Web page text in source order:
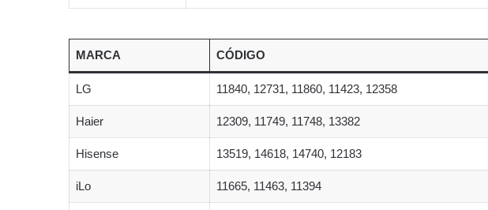
MARCA CÓDIGO
LG 11840, 12731, 11860, 11423, 12358
Haier 12309, 11749, 11748, 13382
Hisense 13519, 14618, 14740, 12183
iLo 11665, 11463, 11394